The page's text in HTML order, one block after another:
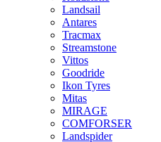
Landsail
Antares
Tracmax
Streamstone
Vittos
Goodride
Ikon Tyres
Mitas
MIRAGE
COMFORSER
Landspider